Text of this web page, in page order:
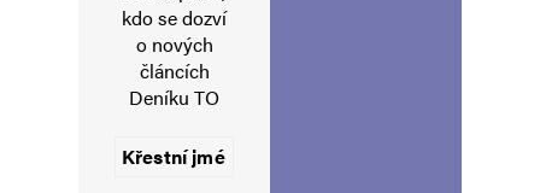
Uložit do prohlížeče jméno, e-mail a webovou stránku pro budoucí
kdo se dozví
o nových
článcích
Deníku TO